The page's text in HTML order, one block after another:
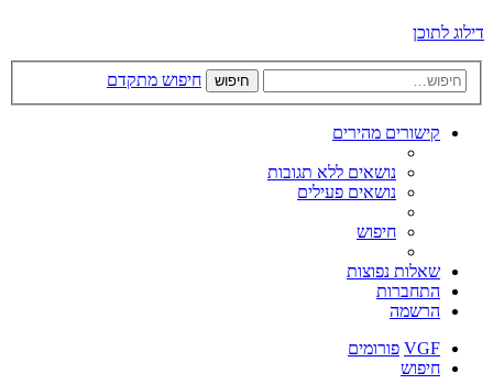
דילוג לתוכן
חיפוש חיפוש מתקדם
קישורים מהירים
נושאים ללא תגובות
נושאים פעילים
חיפוש
שאלות נפוצות
התחברות
הרשמה
VGF פורומים
חיפוש